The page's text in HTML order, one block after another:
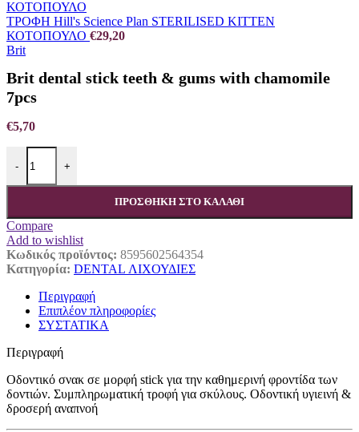
ΤΡΟΦΗ Hill's Science Plan STERILISED KITTEN
ΚΟΤΟΠΟΥΛΟ €29,20
Brit
Brit dental stick teeth & gums with chamomile
7pcs
€5,70
-
Brit dental stick teeth & gums with chamomile 7pcs ποσότητα
+
ΠΡΟΣΘΉΚΗ ΣΤΟ ΚΑΛΆΘΙ
Compare
Add to wishlist
Κωδικός προϊόντος: 8595602564354
Κατηγορία: DENTAL ΛΙΧΟΥΔΙΕΣ
Περιγραφή
Επιπλέον πληροφορίες
ΣΥΣΤΑΤΙΚΑ
Περιγραφή
Οδοντικό σνακ σε μορφή stick για την καθημερινή φροντίδα των
δοντιών. Συμπληρωματική τροφή για σκύλους. Οδοντική υγιεινή &
δροσερή αναπνοή